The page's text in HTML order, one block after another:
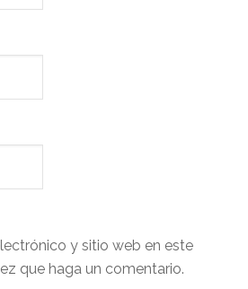
y sitio web en este
que haga un comentario.